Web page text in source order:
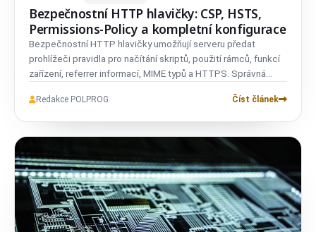
Bezpečnostní HTTP hlavičky: CSP, HSTS,
Permissions-Policy a kompletní konfigurace
Bezpečnostní HTTP hlavičky umožňují serveru předat
prohlížeči pravidla pro načítání skriptů, použití rámců, funkcí
zařízení, referrer informací, MIME typů a HTTPS. Správná
clickjackingu, MIME confusion, XS-Leaks a nechtěného
Redakce POLPROG Číst článek